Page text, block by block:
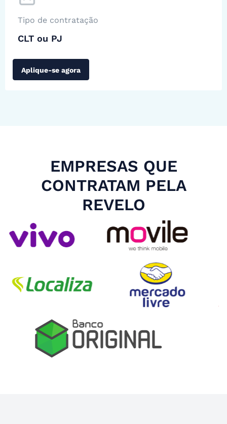
Tipo de contratação
CLT ou PJ
Aplique-se agora
EMPRESAS QUE
CONTRATAM PELA
REVELO